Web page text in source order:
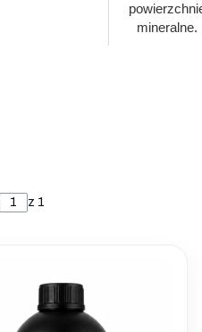
mineralne.
z 1